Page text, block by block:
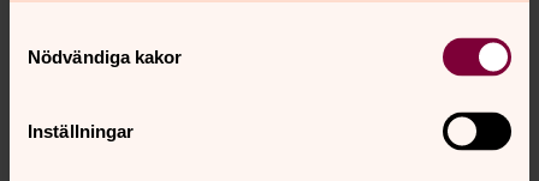
Nödvändiga kakor
Inställningar
Senast ändrad 1 juni 2023
innehåll?